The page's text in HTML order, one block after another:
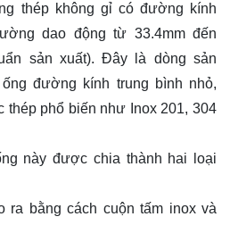
thép không gỉ có đường kính
dao động từ 33.4mm đến
sản xuất). Đây là dòng sản
đường kính trung bình nhỏ,
thép phổ biến như Inox 201, 304
này được chia thành hai loại
ra bằng cách cuộn tấm inox và